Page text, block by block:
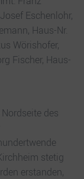
Eschenlohr,
Haus-Nr.
Wörishofer,
Fischer, Haus-
des
stetig
erstanden,